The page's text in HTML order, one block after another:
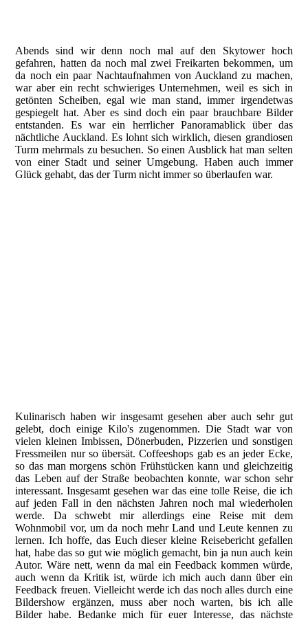
Abends sind wir denn noch mal auf den Skytower hoch
gefahren, hatten da noch mal zwei Freikarten bekommen, um
da noch ein paar Nachtaufnahmen von Auckland zu machen,
war aber ein recht schwieriges Unternehmen, weil es sich in
getönten Scheiben, egal wie man stand, immer irgendetwas
gespiegelt hat. Aber es sind doch ein paar brauchbare Bilder
entstanden. Es war ein herrlicher Panoramablick über das
nächtliche Auckland. Es lohnt sich wirklich, diesen grandiosen
Turm mehrmals zu besuchen. So einen Ausblick hat man selten
von einer Stadt und seiner Umgebung. Haben auch immer
Glück gehabt, das der Turm nicht immer so überlaufen war.
Kulinarisch haben wir insgesamt gesehen aber auch sehr gut
gelebt, doch einige Kilo's zugenommen. Die Stadt war von
vielen kleinen Imbissen, Dönerbuden, Pizzerien und sonstigen
Fressmeilen nur so übersät. Coffeeshops gab es an jeder Ecke,
so das man morgens schön Frühstücken kann und gleichzeitig
das Leben auf der Straße beobachten konnte, war schon sehr
interessant. Insgesamt gesehen war das eine tolle Reise, die ich
auf jeden Fall in den nächsten Jahren noch mal wiederholen
werde. Da schwebt mir allerdings eine Reise mit dem
Wohnmobil vor, um da noch mehr Land und Leute kennen zu
lernen. Ich hoffe, das Euch dieser kleine Reisebericht gefallen
hat, habe das so gut wie möglich gemacht, bin ja nun auch kein
Autor. Wäre nett, wenn da mal ein Feedback kommen würde,
auch wenn da Kritik ist, würde ich mich auch dann über ein
Feedback freuen. Vielleicht werde ich das noch alles durch eine
Bildershow ergänzen, muss aber noch warten, bis ich alle
Bilder habe. Bedanke mich für euer Interesse, das nächste